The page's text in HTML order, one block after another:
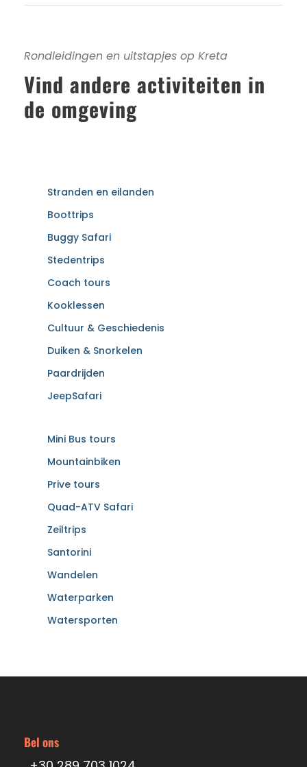
Rondleidingen en uitstapjes op Kreta
Vind andere activiteiten in
de omgeving
Stranden en eilanden
Boottrips
Buggy Safari
Stedentrips
Coach tours
Kooklessen
Cultuur & Geschiedenis
Duiken & Snorkelen
Paardrijden
JeepSafari
Mini Bus tours
Mountainbiken
Prive tours
Quad-ATV Safari
Zeiltrips
Santorini
Wandelen
Waterparken
Watersporten
Bel ons